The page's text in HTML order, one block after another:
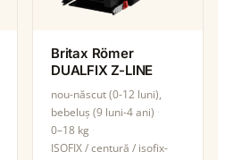
Britax Römer
DUALFIX Z-LINE
nou-născut (0-12 luni),
bebeluș (9 luni-4 ani)
0–18 kg
ISOFIX / centură / isofix-